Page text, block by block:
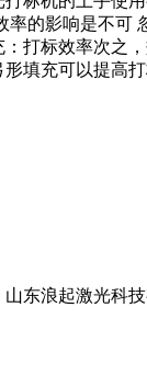
的影响是不可
打标效率次之
填充可以提高
东浪起激光科